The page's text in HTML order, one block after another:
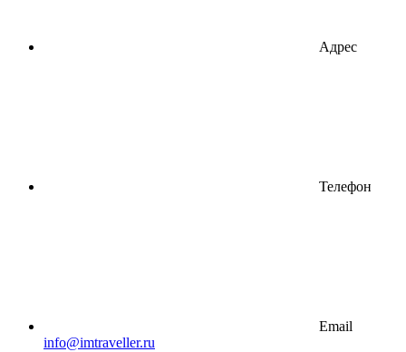
Адрес
Телефон
Email
info@imtraveller.ru